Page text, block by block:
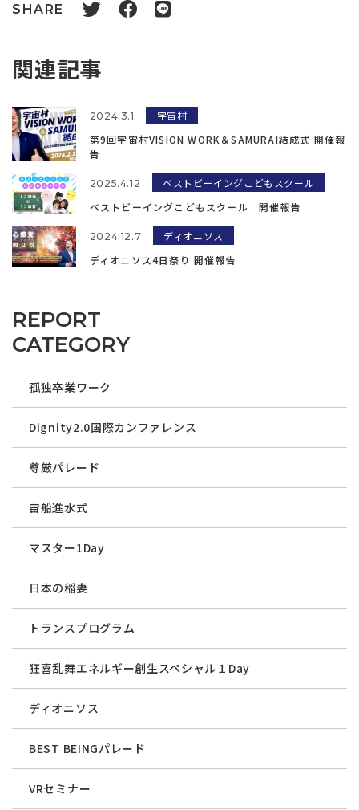
SHARE
関連記事
2024.3.1
宇宙村
第9回宇宙村VISION WORK＆SAMURAI結成式 開催報
告
2025.4.12
ベストビーイングこどもスクール
ベストビーイングこどもスクール 開催報告
2024.12.7
ディオニソス
ディオニソス4日祭り 開催報告
REPORT
CATEGORY
孤独卒業ワーク
Dignity2.0国際カンファレンス
尊厳パレード
宙船進水式
マスター1Day
日本の稲妻
トランスプログラム
狂喜乱舞エネルギー創生スペシャル１Day
ディオニソス
BEST BEINGパレード
VRセミナー